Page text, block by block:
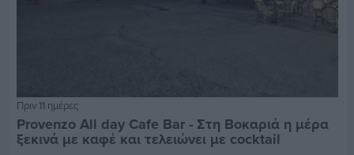
Πριν 11 ημέρες
Provenzo All day Cafe Bar - Στη Βοκαριά η μέρα
ξεκινά με καφέ και τελειώνει με cocktail